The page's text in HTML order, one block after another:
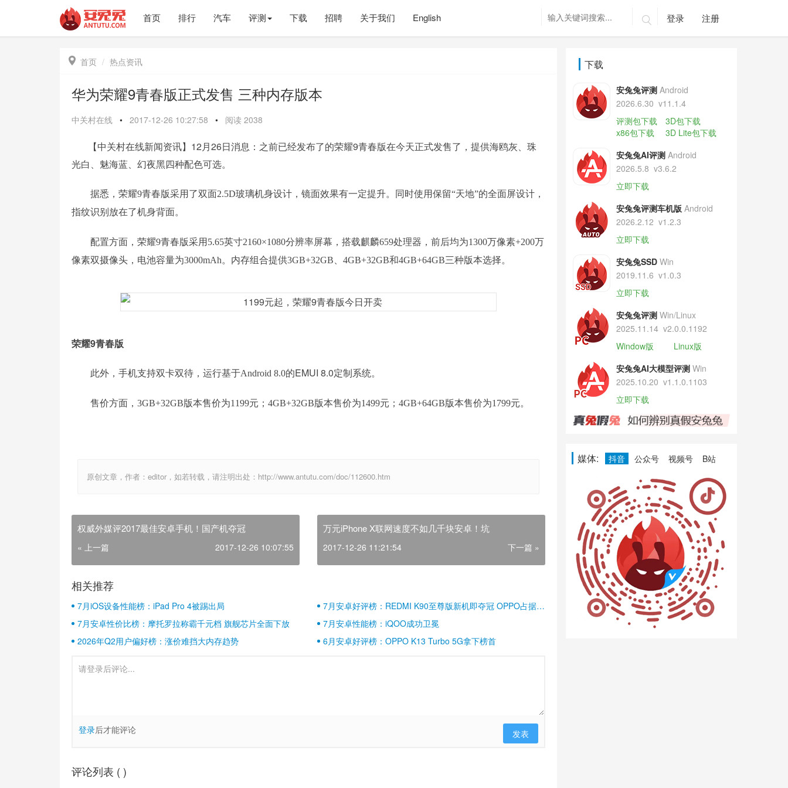
首页 排行 汽车 评测 下载 招聘 关于我们 English  登录 注册
 首页 热点资讯
华为荣耀9青春版正式发售 三种内存版本
中关村在线 • 2017-12-26 10:27:58 • 阅读 2038
【中关村在线新闻资讯】12月26日消息：之前已经发布了的荣耀9青春版在今天正式发售了，提供海鸥灰、珠
光白、魅海蓝、幻夜黑四种配色可选。
据悉， 荣耀9青春版采用了双面2.5D玻璃机身设计，镜面效果有一定提升。同时使用保留“天地”的全面屏设计，
指纹识别放在了机身背面。
配置方面， 荣耀9青春版采用 5.65英寸2160×1080分辨率屏幕， 搭载麒麟659处理器， 前后均为1300万像素+200万
像素双摄像头， 电池容量为3000mAh。内存组合提供3GB+32GB、4GB+32GB和4GB+64GB三种版本选择。
荣耀9青春版
此外，手机支持双卡双待，运行基于Android 8.0的EMUI 8.0定制系统。
售价方面， 3GB+32GB版本售价为1199元；4GB+32GB版本售价为1499元；4GB+64GB版本售价为1799元。
原创文章，作者：editor，如若转载，请注明出处：http://www.antutu.com/doc/112600.htm
权威外媒评2017最佳安卓手机！国产机夺冠
« 上一篇 2017-12-26 10:07:55
万元iPhone X联网速度不如几千块安卓！坑
2017-12-26 11:21:54 下一篇 »
相关推荐
7月iOS设备性能榜：iPad Pro 4被踢出局
7月安卓好评榜：REDMI K90至尊版新机即夺冠 OPPO占据半
壁江山
7月安卓性价比榜：摩托罗拉称霸千元档 旗舰芯片全面下放
7月安卓性能榜：iQOO成功卫冕
2026年Q2用户偏好榜：涨价难挡大内存趋势
6月安卓好评榜：OPPO K13 Turbo 5G拿下榜首
登录后才能评论 发表
评论列表 ( )
下载
安兔兔评测 Android
2026.6.30 v11.1.4
评测包下载
3D包下载
x86包下载
3D Lite包下载
安兔兔AI评测 Android
2026.5.8 v3.6.2
立即下载
安兔兔评测车机版 Android
2026.2.12 v1.2.3
立即下载
安兔兔SSD Win
2019.11.6 v1.0.3
立即下载
安兔兔评测 Win/Linux
2025.11.14 v2.0.0.1192
Window版
Linux版
安兔兔AI大模型评测 Win
2025.10.20 v1.1.0.1103
立即下载
媒体: 抖音 公众号 视频号 B站